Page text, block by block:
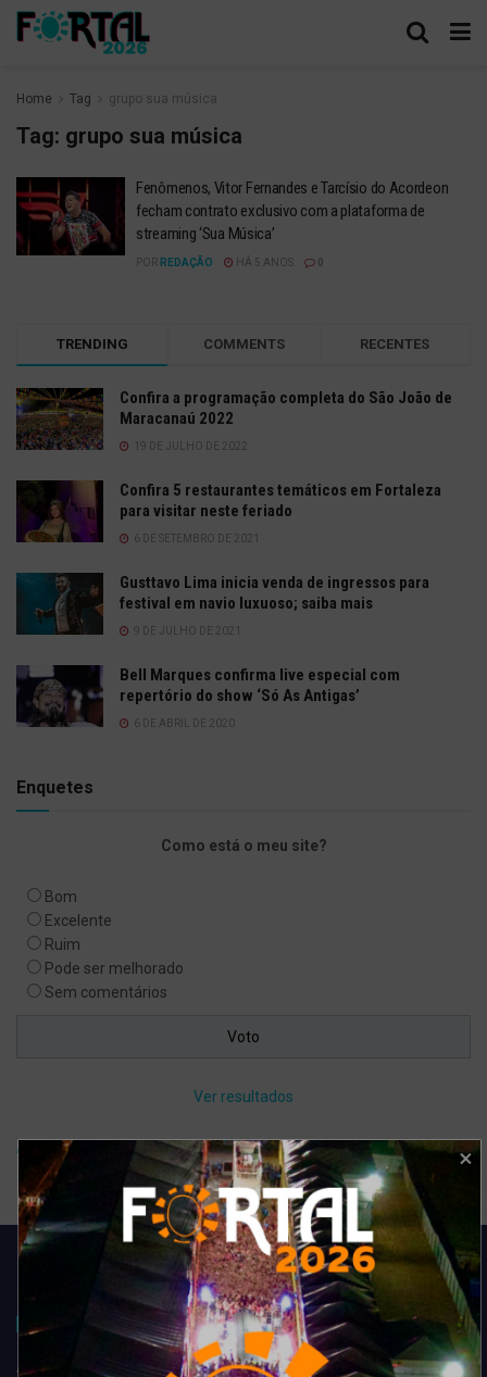
Home Tag grupo sua música
Tag: grupo sua música
Fenômenos, Vitor Fernandes e Tarcísio do Acordeon
fecham contrato exclusivo com a plataforma de
streaming ‘Sua Música’
POR REDAÇÃO HÁ 5 ANOS
TRENDING COMMENTS RECENTES
Confira a programação completa do São João de
Maracanaú 2022
19 DE JULHO DE 2022
Confira 5 restaurantes temáticos em Fortaleza
para visitar neste feriado
6 DE SETEMBRO DE 2021
Gusttavo Lima inicia venda de ingressos para
festival em navio luxuoso; saiba mais
9 DE JULHO DE 2021
Bell Marques confirma live especial com
repertório do show ‘Só As Antigas’
6 DE ABRIL DE 2020
Enquetes
Como está o meu site?
Bom
Excelente
Ruim
Pode ser melhorado
Sem comentários
Ver resultados
Arquivo de enquete
Acompanhe todas as novidades do entretenimento na região de